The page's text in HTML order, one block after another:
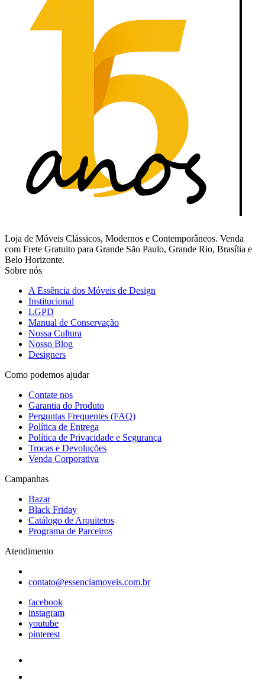
Loja de Móveis Clássicos, Modernos e Contemporâneos. Venda
com Frete Gratuito para Grande São Paulo, Grande Rio, Brasília e
Belo Horizonte.
Sobre nós
A Essência dos Móveis de Design
Institucional
LGPD
Manual de Conservação
Nossa Cultura
Nosso Blog
Designers
Como podemos ajudar
Contate nos
Garantia do Produto
Perguntas Frequentes (FAQ)
Política de Entrega
Política de Privacidade e Segurança
Trocas e Devoluções
Venda Corporativa
Campanhas
Bazar
Black Friday
Catálogo de Arquitetos
Programa de Parceiros
Atendimento
contato@essenciamoveis.com.br
facebook
instagram
youtube
pinterest